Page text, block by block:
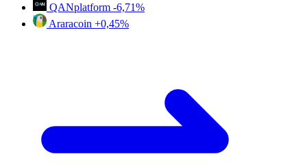
QANplatform -6,71%
Araracoin +0,45%